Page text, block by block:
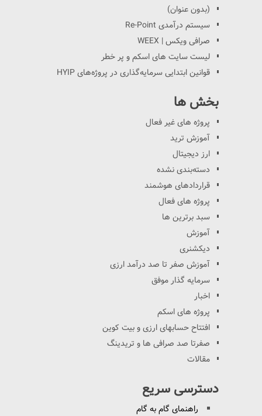
(بدون عنوان)
سیستم درآمدی Re-Point
صرافی ویکس | WEEX
لیست سایت های اسکم و پر خطر
قوانین ابتدایی سرمایه‌گذاری در پروژه‌های HYIP
بخش ها
پروژه های غیر فعال
آموزش ترید
ارز دیجیتال
دسته‌بندی نشده
قراردادهای هوشمند
پروژه های فعال
سبد برترین ها
آموزش
دیکشنری
آموزش صفر تا صد درآمد ارزی
سرمایه گذار موفق
اخبار
پروژه های اسکم
افتتاح حسابهای ارزی و بیت کوین
صفرتا صد صرافی ها و تریدینگ
مقالات
دسترسی سریع
راهنمای گام به گام